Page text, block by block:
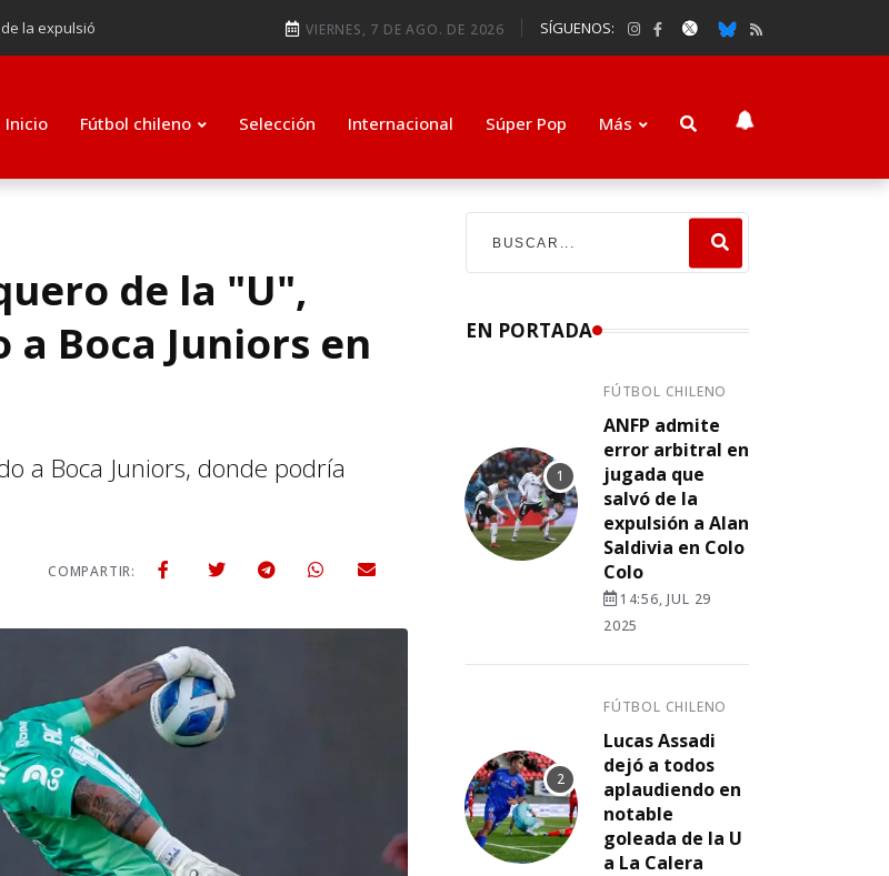
la expulsió
de
para
VIERNES, 7 DE AGO. DE 2026 SÍGUENOS:
Inicio Fútbol chileno Selección Internacional Súper Pop Más
de la "U",
Boca Juniors en
a Boca Juniors, donde podría
COMPARTIR:
EN PORTADA
FÚTBOL CHILENO
ANFP admite
error arbitral en
jugada que
salvó de la
expulsión a Alan
Saldivia en Colo
Colo
14:56, JUL 29
2025
FÚTBOL CHILENO
Lucas Assadi
dejó a todos
aplaudiendo en
notable
goleada de la U
a La Calera